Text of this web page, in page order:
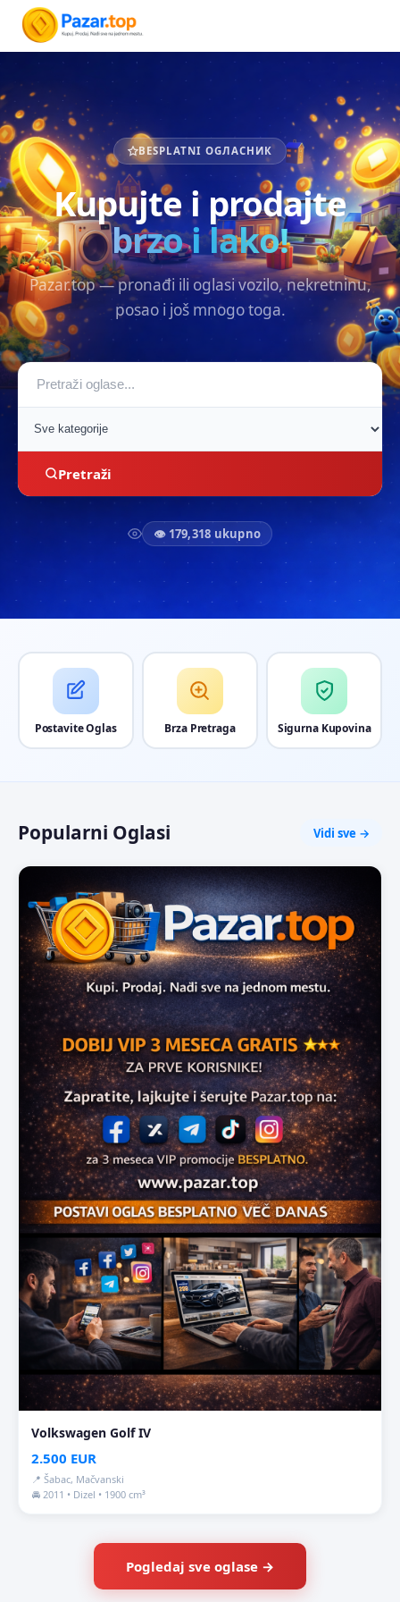
BESPLATNI OGЛАСНИК
Kupujte i prodajte
brzo i lako!
Pazar.top — pronađi ili oglasi vozilo, nekretninu,
posao i još mnogo toga.
Pretraži
👁 179,318 ukupno
Postavite Oglas Brza Pretraga Sigurna Kupovina
Popularni Oglasi Vidi sve →
Volkswagen Golf IV
2.500 EUR
📍 Šabac, Mačvanski
🚘 2011 • Dizel • 1900 cm³
Pogledaj sve oglase →